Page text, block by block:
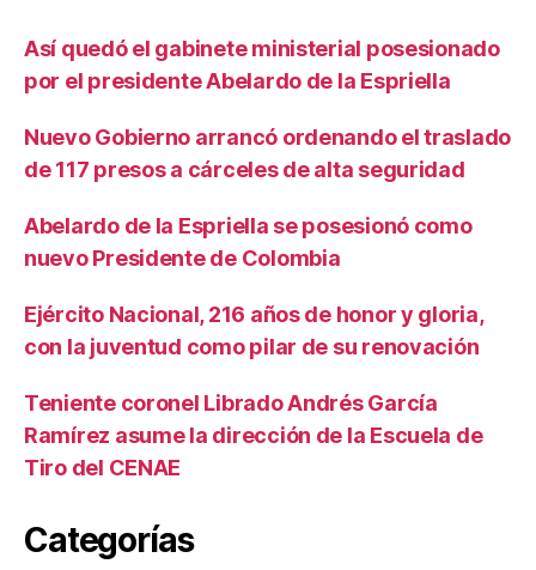
Así quedó el gabinete ministerial posesionado
por el presidente Abelardo de la Espriella
Nuevo Gobierno arrancó ordenando el traslado
de 117 presos a cárceles de alta seguridad
Abelardo de la Espriella se posesionó como
nuevo Presidente de Colombia
Ejército Nacional, 216 años de honor y gloria,
con la juventud como pilar de su renovación
Teniente coronel Librado Andrés García
Ramírez asume la dirección de la Escuela de
Tiro del CENAE
Categorías